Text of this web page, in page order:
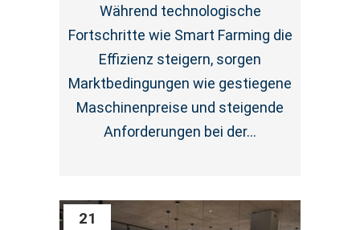
Während technologische
Fortschritte wie Smart Farming die
Effizienz steigern, sorgen
Marktbedingungen wie gestiegene
Maschinenpreise und steigende
Anforderungen bei der...
21